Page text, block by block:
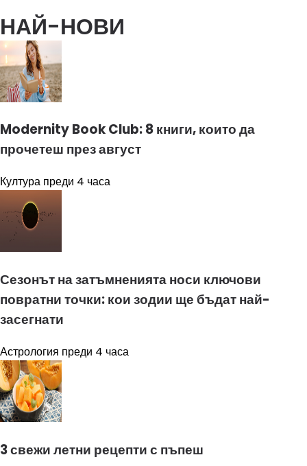
НАЙ-НОВИ
Modernity Book Club: 8 книги, които да
прочетеш през август
Култура преди 4 часа
Сезонът на затъмненията носи ключови
повратни точки: кои зодии ще бъдат най-
засегнати
Астрология преди 4 часа
3 свежи летни рецепти с пъпеш